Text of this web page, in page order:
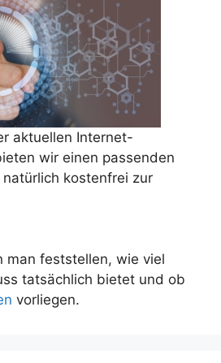
aktuellen Internet-
wir einen passenden
kostenfrei zur
man feststellen, wie viel
tatsächlich bietet und ob
vorliegen.